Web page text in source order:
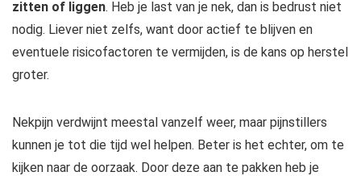
zitten of liggen. Heb je last van je nek, dan is bedrust niet
nodig. Liever niet zelfs, want door actief te blijven en
eventuele risicofactoren te vermijden, is de kans op herstel
groter.
Nekpijn verdwijnt meestal vanzelf weer, maar pijnstillers
kunnen je tot die tijd wel helpen. Beter is het echter, om te
kijken naar de oorzaak. Door deze aan te pakken heb je